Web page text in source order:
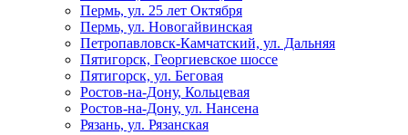
Пермь, ул. 25 лет Октября
Пермь, ул. Новогайвинская
Петропавловск-Камчатский, ул. Дальняя
Пятигорск, Георгиевское шоссе
Пятигорск, ул. Беговая
Ростов-на-Дону, Кольцевая
Ростов-на-Дону, ул. Нансена
Рязань, ул. Рязанская